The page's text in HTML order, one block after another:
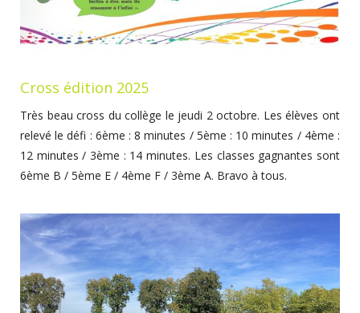
Cross édition 2025
Très beau cross du collège le jeudi 2 octobre. Les élèves ont
relevé le défi : 6ème : 8 minutes / 5ème : 10 minutes / 4ème :
12 minutes / 3ème : 14 minutes. Les classes gagnantes sont
6ème B / 5ème E / 4ème F / 3ème A. Bravo à tous.